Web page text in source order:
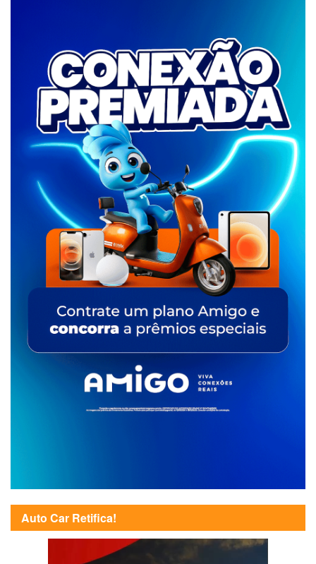
Auto Car Retifica!